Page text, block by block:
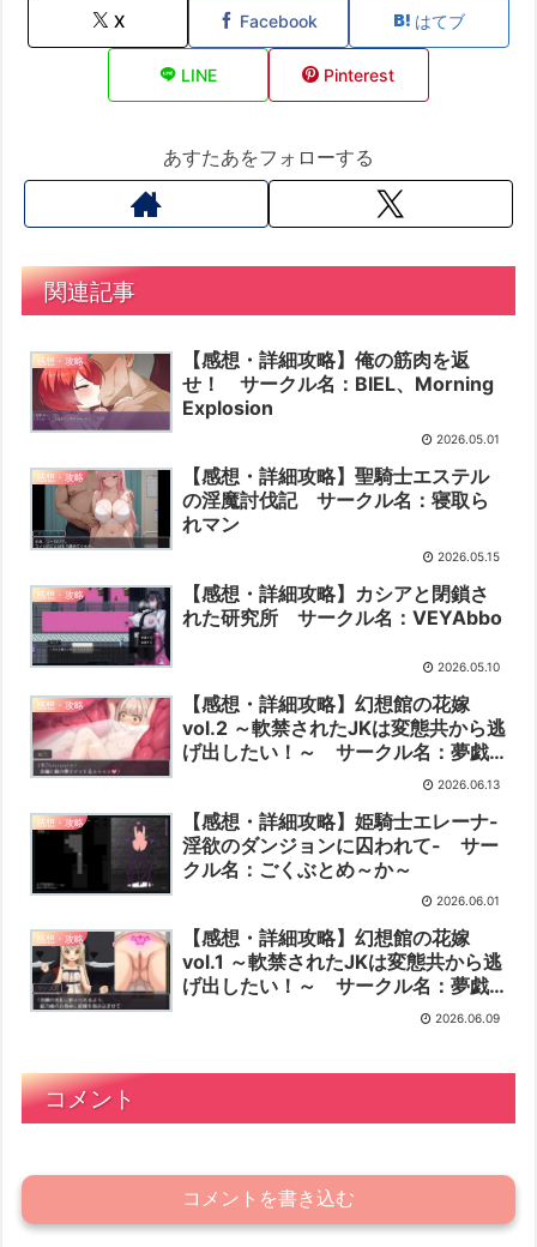
X Facebook はてブ
LINE Pinterest
あすたあをフォローする
関連記事
感想・攻略
【感想・詳細攻略】俺の筋肉を返
せ！ サークル名：BIEL、Morning
Explosion
2026.05.01
感想・攻略
【感想・詳細攻略】聖騎士エステル
の淫魔討伐記 サークル名：寝取ら
れマン
2026.05.15
感想・攻略
【感想・詳細攻略】カシアと閉鎖さ
れた研究所 サークル名：VEYAbbo
2026.05.10
感想・攻略
【感想・詳細攻略】幻想館の花嫁
vol.2 ～軟禁されたJKは変態共から逃
げ出したい！～ サークル名：夢戯
2026.06.13
感想・攻略
【感想・詳細攻略】姫騎士エレーナ-
淫欲のダンジョンに囚われて- サー
クル名：ごくぶとめ～か～
2026.06.01
感想・攻略
【感想・詳細攻略】幻想館の花嫁
vol.1 ～軟禁されたJKは変態共から逃
げ出したい！～ サークル名：夢戯
2026.06.09
コメント
コメントを書き込む